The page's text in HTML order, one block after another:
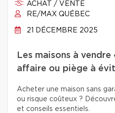
ACHAT / VENTE
RE/MAX QUÉBEC
21 DÉCEMBRE 2025
Les maisons à
affaire ou piège à
Acheter une maison sans
ou risque coûteux ?
et conseils essentiels.